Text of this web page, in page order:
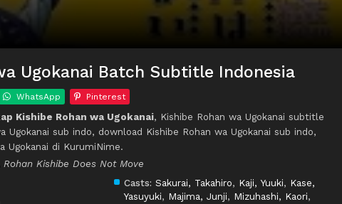
Ugokanai Batch Subtitle Indonesia
WhatsApp Pinterest
Kishibe Rohan wa Ugokanai, Kishibe Rohan wa Ugokanai subtitle
Ugokanai sub indo, download Kishibe Rohan wa Ugokanai sub indo,
Ugokanai di KurumiNime.
Kishibe Does Not Move
Casts: Sakurai, Takahiro, Kaji, Yuuki, Kase,
Yasuyuki, Majima, Junji, Mizuhashi, Kaori,